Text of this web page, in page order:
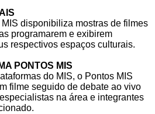
disponibiliza mostras de filmes
programarem e exibirem
respectivos espaços culturais.
PONTOS MIS
do MIS, o Pontos MIS
filme seguido de debate ao vivo
na área e integrantes